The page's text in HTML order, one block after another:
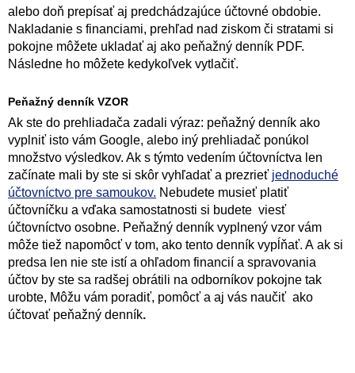
alebo doň prepísať aj predchádzajúce účtovné obdobie.
Nakladanie s financiami, prehľad nad ziskom či stratami si
pokojne môžete ukladať aj ako peňažný denník PDF.
Následne ho môžete kedykoľvek vytlačiť.
Peňažný denník VZOR
Ak ste do prehliadača zadali výraz: peňažný denník ako
vyplniť isto vám Google, alebo iný prehliadač ponúkol
množstvo výsledkov. Ak s týmto vedením účtovníctva len
začínate mali by ste si skôr vyhľadať a prezrieť jednoduché
účtovníctvo pre samoukov. Nebudete musieť platiť
účtovníčku a vďaka samostatnosti si budete viesť
účtovníctvo osobne. Peňažný denník vyplnený vzor vám
môže tiež napomôcť v tom, ako tento denník vypĺňať. A ak si
predsa len nie ste istí a ohľadom financií a spravovania
účtov by ste sa radšej obrátili na odborníkov pokojne tak
urobte, Môžu vám poradiť, pomôcť a aj vás naučiť ako
účtovať peňažný denník.